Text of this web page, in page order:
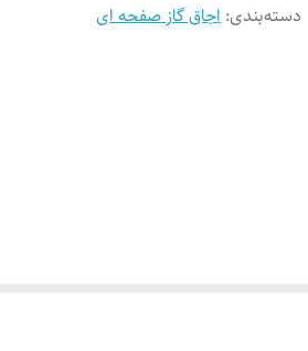
دسته‌بندی: اجاق گاز صفحه ای